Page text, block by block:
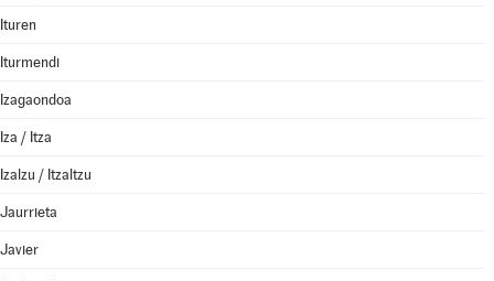
Ituren
Iturmendi
Izagaondoa
Iza / Itza
Izalzu / Itzaltzu
Jaurrieta
Javier